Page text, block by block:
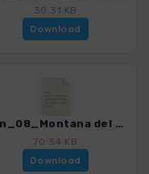
30.31 KB
Download
Ten_08_Montana del Limon.gpx
70.34 KB
Download